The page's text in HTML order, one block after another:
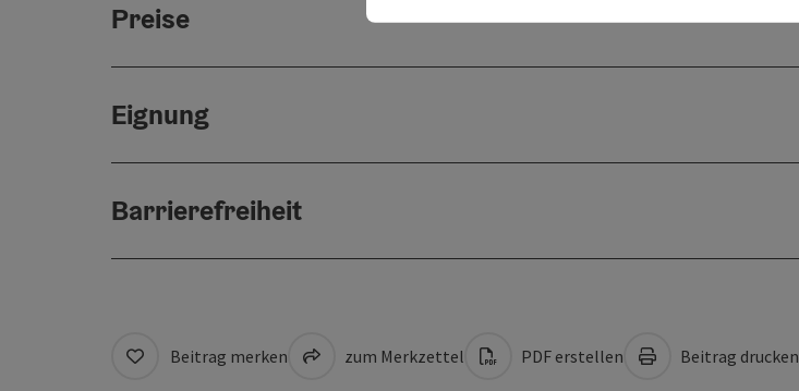
Preise
Eignung
Barrierefreiheit
Beitrag merken zum Merkzettel PDF erstellen Beitrag drucken